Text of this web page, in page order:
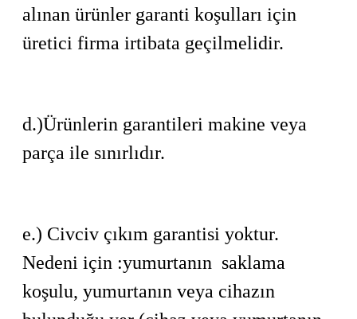
alınan ürünler garanti koşulları için
üretici firma irtibata geçilmelidir.
d.)Ürünlerin garantileri makine veya
parça ile sınırlıdır.
e.) Civciv çıkım garantisi yoktur.
Nedeni için :yumurtanın saklama
koşulu, yumurtanın veya cihazın